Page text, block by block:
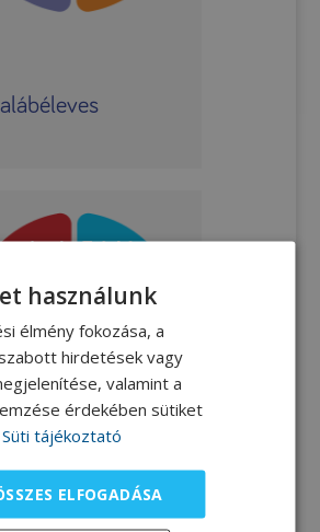
főzelék sült
használunk
élmény fokozása, a
hirdetések vagy
valamint a
érdekében sütiket
Süti tájékoztató
ELFOGADÁSA